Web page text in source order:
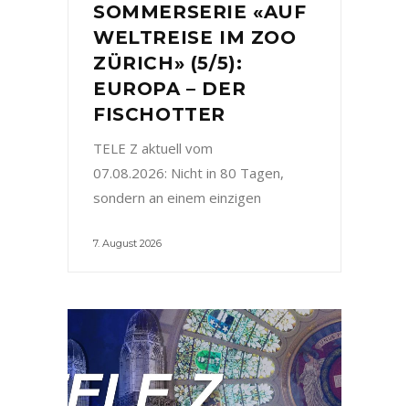
SOMMERSERIE «AUF
WELTREISE IM ZOO
ZÜRICH» (5/5):
EUROPA – DER
FISCHOTTER
TELE Z aktuell vom
07.08.2026: Nicht in 80 Tagen,
sondern an einem einzigen
7. August 2026